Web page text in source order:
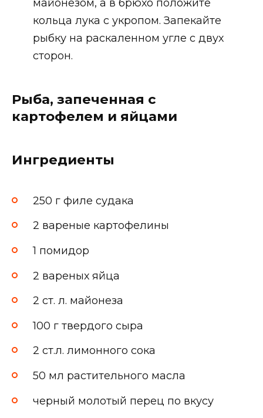
майонезом, а в брюхо положите
кольца лука с укропом. Запекайте
рыбку на раскаленном угле с двух
сторон.
Рыба, запеченная с
картофелем и яйцами
Ингредиенты
250 г филе судака
2 вареные картофелины
1 помидор
2 вареных яйца
2 ст. л. майонеза
100 г твердого сыра
2 ст.л. лимонного сока
50 мл растительного масла
черный молотый перец по вкусу